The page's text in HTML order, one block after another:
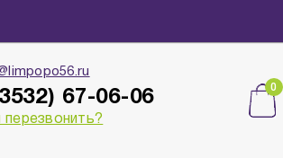
67-06-06
перезвонить?